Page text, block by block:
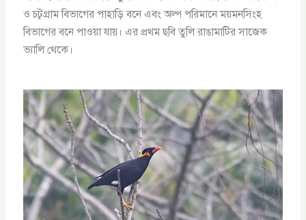
ও চট্বগ্রাম বিভাগের পাহাড়ি বনে এবং অল্প পরিমানে ময়মনসিংহ
বিভাগের বনে পাওয়া যায়। এর প্রথম ছবি তুলি রাঙামাটির সাজেক
ভ্যালি থেকে।